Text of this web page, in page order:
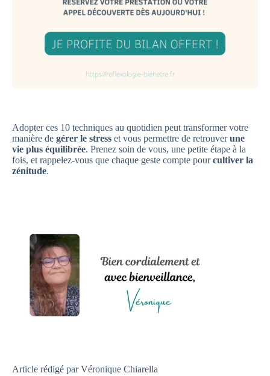
Adopter ces 10 techniques au quotidien peut transformer votre
manière de gérer le stress et vous permettre de retrouverune
vie plus équilibrée. Prenez soin de vous, une petite étape à la
fois, et rappelez-vous que chaque geste compte pourcultiver la
zénitude.
Article rédigé par Véronique Chiarella